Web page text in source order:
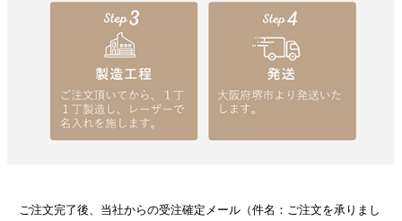
ご注文完了後、当社からの受注確定メール（件名：ご注文を承りまし